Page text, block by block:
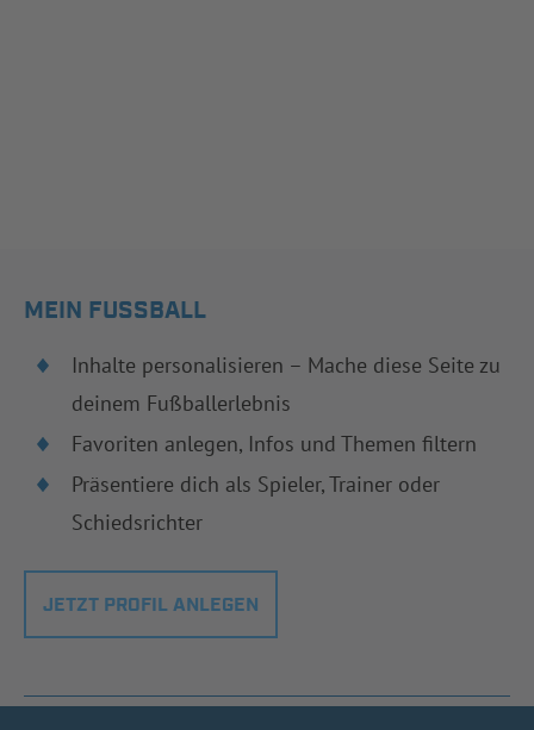
MEIN FUSSBALL
Inhalte personalisieren – Mache diese Seite zu
deinem Fußballerlebnis
Favoriten anlegen, Infos und Themen filtern
Präsentiere dich als Spieler, Trainer oder
Schiedsrichter
JETZT PROFIL ANLEGEN